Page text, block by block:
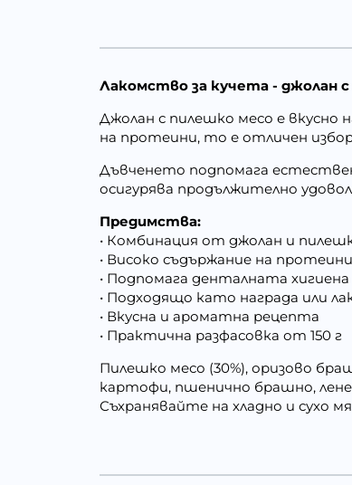
Лакомство за кучета - джолан с
Джолан с пилешко месо е
на протеини, то е отличен
Дъвченето подпомага
осигурява продължително
Предимства:
• Комбинация от джолан и
• Високо съдържание на протеини
• Подпомага денталната хигиена
• Подходящо като награда или
• Вкусна и ароматна рецепта
• Практична разфасовка от 150 г
Пилешко месо (30%), оризово
картофи, пшенично брашно,
Съхранявайте на хладно и сухо